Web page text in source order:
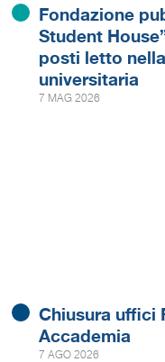
Fondazione
Student
posti letto
universitaria
7 MAG 2026
Chiusura uffici
Accademia
7 AGO 2026